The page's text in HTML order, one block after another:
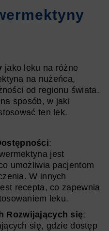
jako leku na różne
na nużeńca,
od regionu świata.
sposób, w jaki
ten lek.
:
jest
umożliwia pacjentom
W innych
recepta, co zapewnia
leku.
Rozwijających się:
się, gdzie dostęp